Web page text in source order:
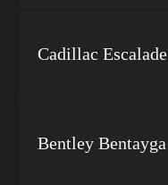
Cadillac Escalade
Bentley Bentayga